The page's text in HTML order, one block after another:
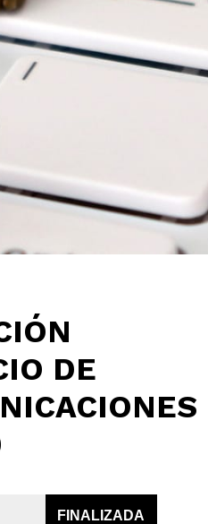
DE
FINALIZADA